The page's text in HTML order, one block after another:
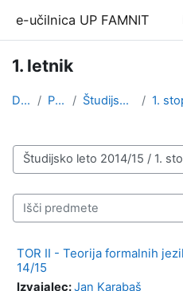
e-učilnica UP FAMNIT
1. letnik
Domov Predmeti Študijsko leto 2014/15
Kategorije predmetov
Išči predmete
TOR II - Teorija formalnih
14/15
Izvajalec:Jan Karabaš